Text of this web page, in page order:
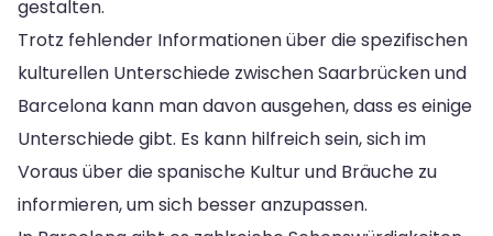
gestalten.
Trotz fehlender Informationen über die spezifischen
kulturellen Unterschiede zwischen Saarbrücken und
Barcelona kann man davon ausgehen, dass es einige
Unterschiede gibt. Es kann hilfreich sein, sich im
Voraus über die spanische Kultur und Bräuche zu
informieren, um sich besser anzupassen.